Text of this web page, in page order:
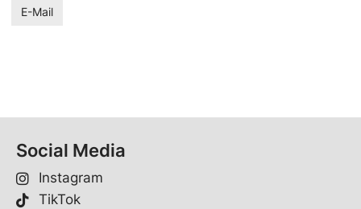
E-Mail
Social Media
Instagram
TikTok